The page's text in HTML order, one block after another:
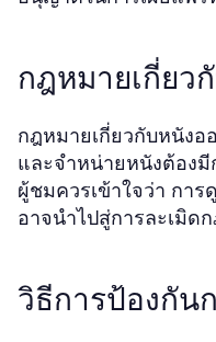
กฎหมายเกี่ยว
กฎหมายเกี่ยวกับหนังอ
และจำหน่ายหนังต้อง
ผู้ชมควรเข้าใจว่า กา
อาจนำไปสู่การละเมิด
วิธีการป้องกัน